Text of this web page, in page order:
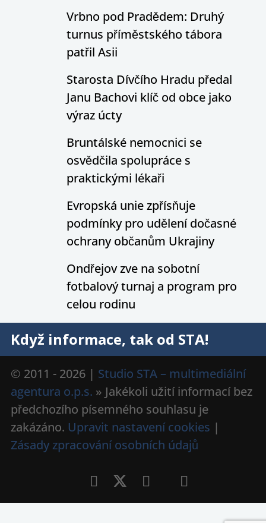
Vrbno pod Pradědem: Druhý
turnus příměstského tábora
patřil Asii
Starosta Dívčího Hradu předal
Janu Bachovi klíč od obce jako
výraz úcty
Bruntálské nemocnici se
osvědčila spolupráce s
praktickými lékaři
Evropská unie zpřísňuje
podmínky pro udělení dočasné
ochrany občanům Ukrajiny
Ondřejov zve na sobotní
fotbalový turnaj a program pro
celou rodinu
Když informace, tak od STA!
© 2011 - 2026 | Studio STA – multimediální
agentura o.p.s. » Jakékoli užití informací bez
předchozího písemného souhlasu je
zakázáno. Upravit nastavení cookies |
Zásady zpracování osobních údajů